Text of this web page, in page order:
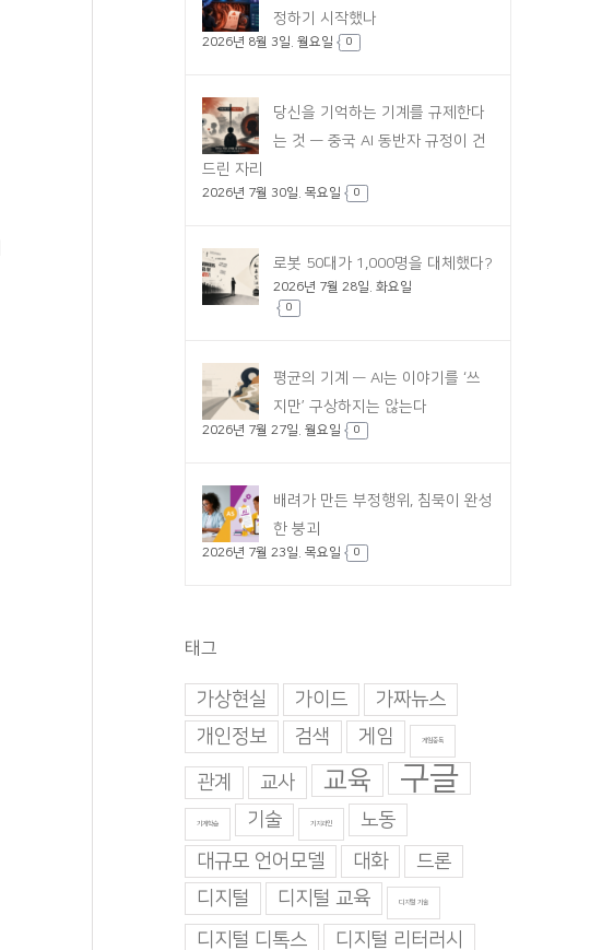
정하기 시작했나
2026년 8월 3일. 월요일 0
당신을 기억하는 기계를 규제한다
는 것 — 중국 AI 동반자 규정이 건
드린 자리
2026년 7월 30일. 목요일 0
로봇 50대가 1,000명을 대체했다?
2026년 7월 28일. 화요일
0
평균의 기계 — AI는 이야기를 ‘쓰
지만’ 구상하지는 않는다
2026년 7월 27일. 월요일 0
배려가 만든 부정행위, 침묵이 완성
한 붕괴
2026년 7월 23일. 목요일 0
태그
가상현실 가이드
가짜뉴스
개인정보
검색 게임 게임중독
관계 교사 교육 구글
기계학습 기술 기지과인
노동
대규모 언어모델
대화
드론
디지털
디지털 교육 디지털 기술
디지털 디톡스
디지털 리터러시